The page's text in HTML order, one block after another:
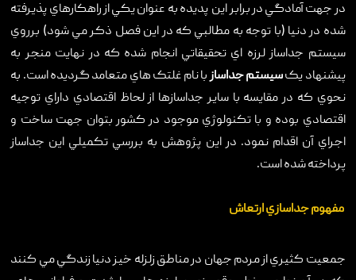
در جهت آمادگي در برابر اين پديده به عنوان يکي از راهکارهاي پذيرفته
شده در دنيا (با توجه به مطالبي که در اين فصل ذکر مي شود) برروي
سيستم جداساز لرزه اي تحقيقاتي انجام شده که در نهايت منجر به
پيشنهاد يکسيستم جداسازبا نام غلتک هاي متعامد گرديده است. به
نحوي که در مقايسه با ساير جداسازها از لحاظ اقتصادي داراي توجيه
اقتصادي بوده و با تکنولوژي موجود در کشور بتوان جهت ساخت و
اجراي آن اقدام نمود. در اين پژوهش به بررسي تکميلي اين جداساز
پرداخته شده است.
مفهوم جداسازي ارتعاش
جمعيت کثيري از مردم جهان در مناطق زلزله خيز دنيا زندگي مي کنند